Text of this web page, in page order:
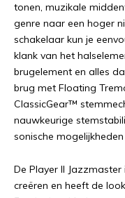
tonen, muzikale
genre naar een hoger
schakelaar kun je
klank van het
brugelement en alles
brug met Floating
ClassicGear™
nauwkeurige
sonische
De Player II
creëren en heeft de